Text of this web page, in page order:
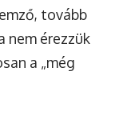
tovább
nem érezzük
a „még